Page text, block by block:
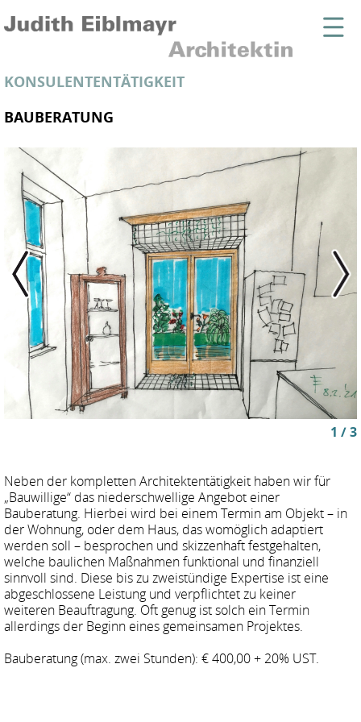
KONSULENTENTÄTIGKEIT
BAUBERATUNG
1 / 3
Neben der kompletten Architektentätigkeit haben wir für
„Bauwillige“ das niederschwellige Angebot einer
Bauberatung. Hierbei wird bei einem Termin am Objekt – in
der Wohnung, oder dem Haus, das womöglich adaptiert
werden soll – besprochen und skizzenhaft festgehalten,
welche baulichen Maßnahmen funktional und finanziell
sinnvoll sind. Diese bis zu zweistündige Expertise ist eine
abgeschlossene Leistung und verpflichtet zu keiner
weiteren Beauftragung. Oft genug ist solch ein Termin
allerdings der Beginn eines gemeinsamen Projektes.
Bauberatung (max. zwei Stunden): € 400,00 + 20% UST.